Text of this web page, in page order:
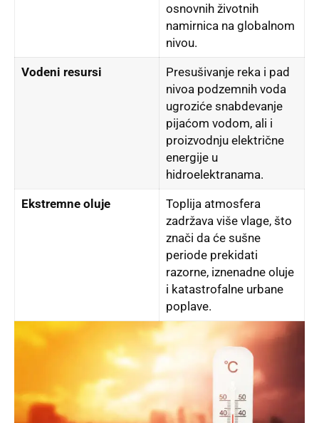
osnovnih životnih
namirnica na globalnom
nivou.
Vodeni resursi
Presušivanje reka i pad
nivoa podzemnih voda
ugroziće snabdevanje
pijaćom vodom, ali i
proizvodnju električne
energije u
hidroelektranama.
Ekstremne oluje
Toplija atmosfera
zadržava više vlage, što
znači da će sušne
periode prekidati
razorne, iznenadne oluje
i katastrofalne urbane
poplave.